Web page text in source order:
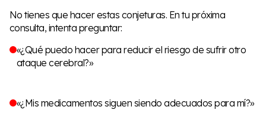
No tienes que hacer estas conjeturas. En tu próxima
consulta, intenta preguntar:
«¿Qué puedo hacer para reducir el riesgo de sufrir otro
ataque cerebral?»
«¿Mis medicamentos siguen siendo adecuados para mí?»